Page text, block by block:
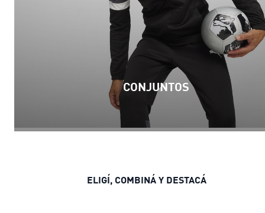
CONJUNTOS
ELIGÍ, COMBINÁ Y DESTACÁ